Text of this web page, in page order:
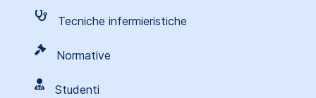
Tecniche infermieristiche
Normative
Studenti